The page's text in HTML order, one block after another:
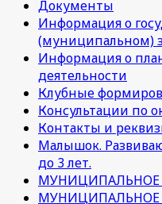
Документы
Информация о
(муниципальном)
Информация о
деятельности
Клубные
Консультации по
Контакты и
Малышок.
до 3 лет.
МУНИЦИПАЛЬНОЕ
МУНИЦИПАЛЬНОЕ